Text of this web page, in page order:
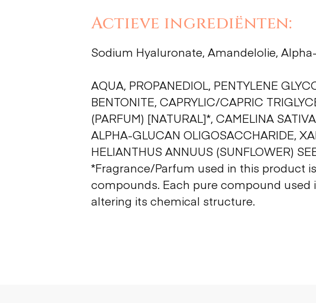
Actieve ingrediënten:
Sodium Hyaluronate, Amandelolie,
AQUA, PROPANEDIOL, PENTYLENE
BENTONITE, CAPRYLIC/CAPRIC
(PARFUM) [NATURAL]*, CAMELINA
ALPHA-GLUCAN OLIGOSACCHARIDE,
HELIANTHUS ANNUUS (SUNFLOWER)
*Fragrance/Parfum used in this product
compounds. Each pure compound
altering its chemical structure.